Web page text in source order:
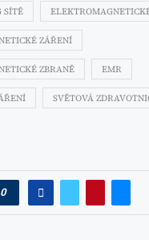
SÍTĚ
ZÁŘENÍ
ZBRANĚ EMR
SVĚTOVÁ
0